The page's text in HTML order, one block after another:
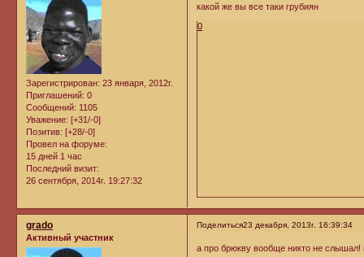
Зарегистрирован: 23 января, 2012г.
Приглашений: 0
Сообщений: 1105
Уважение: [+31/-0]
Позитив: [+28/-0]
Провел на форуме:
15 дней 1 час
Последний визит:
26 сентября, 2014г. 19:27:32
какой же вы все таки грубиян
0
Поделиться23 декабря, 2013г. 16:39:34
grado
Активный участник
а про брюкву вообще никто не слышал!